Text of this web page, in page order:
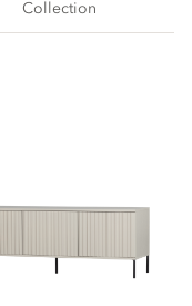
Collection